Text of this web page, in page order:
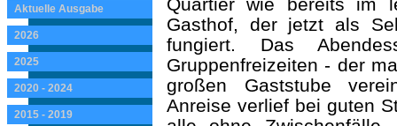
Aktuelle Ausgabe
2026
2025
2020 - 2024
2015 - 2019
Gasthof, der jetzt als
fungiert. Das
Gruppenfreizeiten - der
großen Gaststube
Anreise verlief bei guten